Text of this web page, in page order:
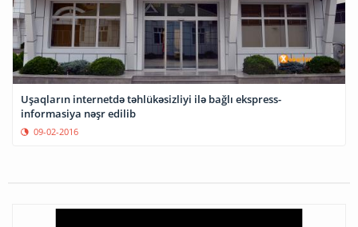
Uşaqların internetdə təhlükəsizliyi ilə bağlı ekspress-
informasiya nəşr edilib
09-02-2016